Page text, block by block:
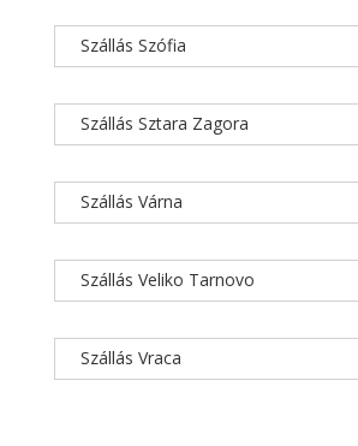
Szállás Szófia
Szállás Sztara Zagora
Szállás Várna
Szállás Veliko Tarnovo
Szállás Vraca